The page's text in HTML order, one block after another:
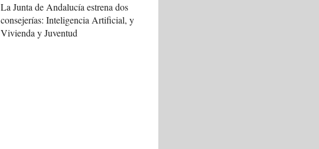
La Junta de Andalucía estrena dos
consejerías: Inteligencia Artificial, y
Vivienda y Juventud